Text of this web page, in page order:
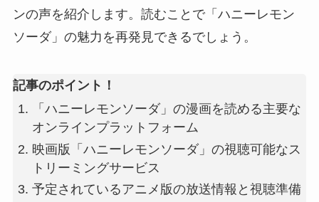
ンの声を紹介します。読むことで「ハニーレモン
ソーダ」の魅力を再発見できるでしょう。
記事のポイント！
「ハニーレモンソーダ」の漫画を読める主要な
オンラインプラットフォーム
映画版「ハニーレモンソーダ」の視聴可能なス
トリーミングサービス
予定されているアニメ版の放送情報と視聴準備